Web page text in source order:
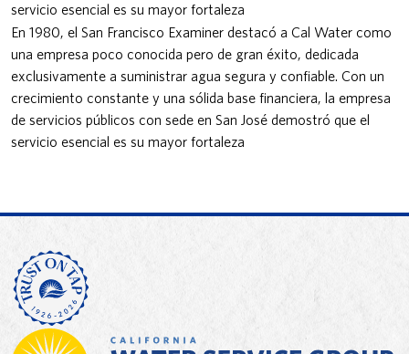
servicio esencial es su mayor fortaleza
En 1980, el San Francisco Examiner destacó a Cal Water como
una empresa poco conocida pero de gran éxito, dedicada
exclusivamente a suministrar agua segura y confiable. Con un
crecimiento constante y una sólida base financiera, la empresa
de servicios públicos con sede en San José demostró que el
servicio esencial es su mayor fortaleza